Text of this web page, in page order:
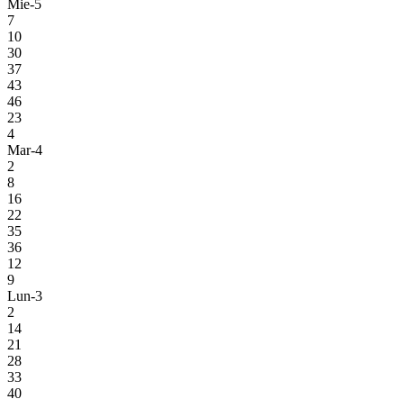
Mie-5
7
10
30
37
43
46
23
4
Mar-4
2
8
16
22
35
36
12
9
Lun-3
2
14
21
28
33
40